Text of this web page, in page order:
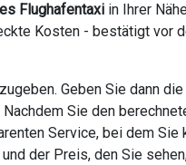
Flughafentaxi in Ihrer
Kosten - bestätigt vor
Geben Sie dann
Sie den
Service, bei dem
der Preis, den Sie